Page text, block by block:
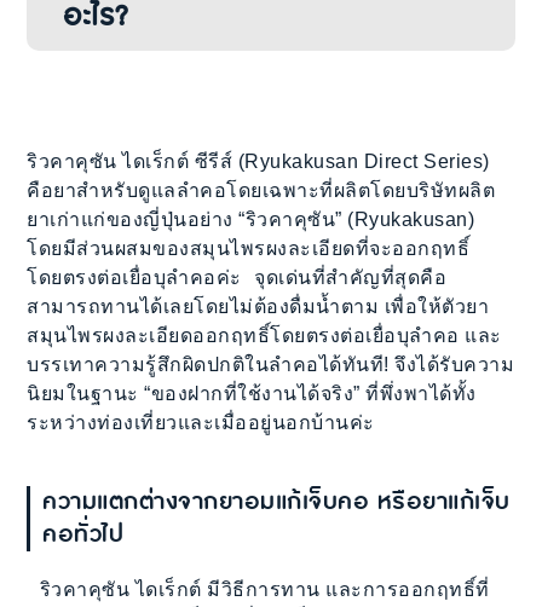
อะไร?
ริวคาคุซัน ไดเร็กต์ ซีรีส์ (Ryukakusan Direct Series)
คือยาสำหรับดูแลลำคอโดยเฉพาะที่ผลิตโดยบริษัทผลิต
ยาเก่าแก่ของญี่ปุ่นอย่าง “ริวคาคุซัน” (Ryukakusan)
โดยมีส่วนผสมของสมุนไพรผงละเอียดที่จะออกฤทธิ์
โดยตรงต่อเยื่อบุลำคอค่ะ จุดเด่นที่สำคัญที่สุดคือ
สามารถทานได้เลยโดยไม่ต้องดื่มน้ำตาม เพื่อให้ตัวยา
สมุนไพรผงละเอียดออกฤทธิ์โดยตรงต่อเยื่อบุลำคอ และ
บรรเทาความรู้สึกผิดปกติในลำคอได้ทันที! จึงได้รับความ
นิยมในฐานะ “ของฝากที่ใช้งานได้จริง” ที่พึ่งพาได้ทั้ง
ระหว่างท่องเที่ยวและเมื่ออยู่นอกบ้านค่ะ
ความแตกต่างจากยาอมแก้เจ็บคอ หรือยาแก้เจ็บ
คอทั่วไป
ริวคาคุซัน ไดเร็กต์ มีวิธีการทาน และการออกฤทธิ์ที่